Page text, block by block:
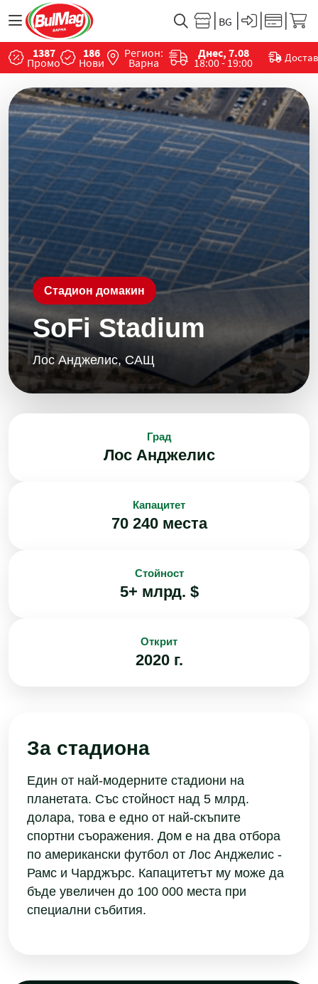
1387
Промо
186
Нови
Регион:
Варна
Днес, 7.08
18:00 - 19:00
Стадион домакин
SoFi Stadium
Лос Анджелис, САЩ
Град
Лос Анджелис
Капацитет
70 240 места
Стойност
5+ млрд. $
Открит
2020 г.
За стадиона
Един от най-модерните стадиони на
планетата. Със стойност над 5 млрд.
долара, това е едно от най-скъпите
спортни съоражения. Дом е на два отбора
по американски футбол от Лос Анджелис -
Рамс и Чарджърс. Капацитетът му може да
бъде увеличен до 100 000 места при
специални събития.